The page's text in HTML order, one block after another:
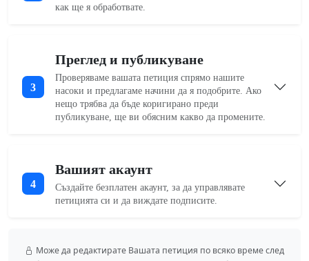
как ще я обработвате.
3
Преглед и публикуване
Проверяваме вашата петиция спрямо нашите
насоки и предлагаме начини да я подобрите. Ако
нещо трябва да бъде коригирано преди
публикуване, ще ви обясним какво да промените.
4
Вашият акаунт
Създайте безплатен акаунт, за да управлявате
петицията си и да виждате подписите.
Може да редактирате Вашата петиция по всяко време след